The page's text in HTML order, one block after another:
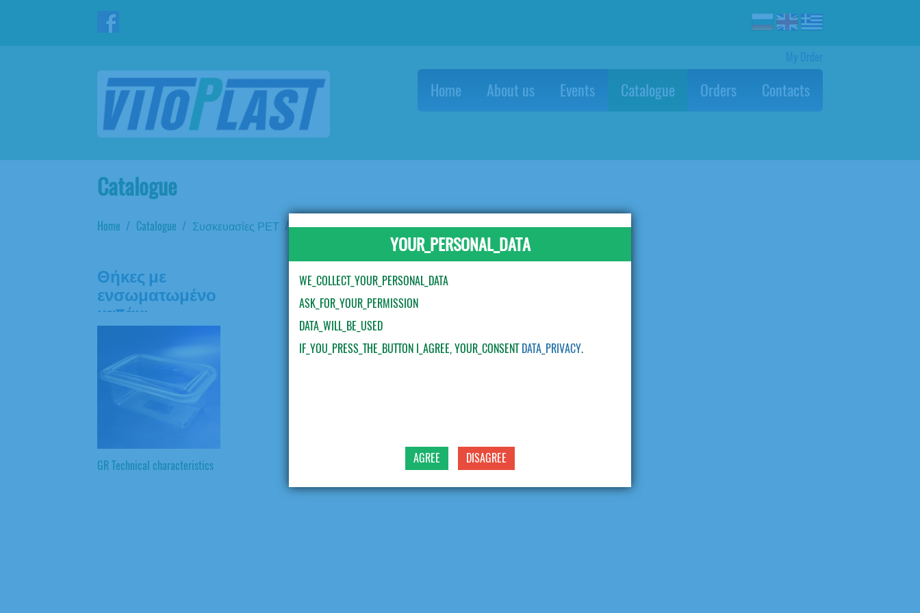
YOUR_PERSONAL_DATA
WE_COLLECT_YOUR_PERSONAL_DATA
ASK_FOR_YOUR_PERMISSION
DATA_WILL_BE_USED
IF_YOU_PRESS_THE_BUTTON I_AGREE, YOUR_CONSENTDATA_PRIVACY.
AGREE DISAGREE
Home About us Events Catalogue Orders Contacts
Catalogue
Home Catalogue Συσκευασίες ΡΕΤ Κουτιά τροφήμων με ενσωματωμένο καπάκι
Θήκες με
ενσωματωμένο
καπάκι
GR Technical characteristics